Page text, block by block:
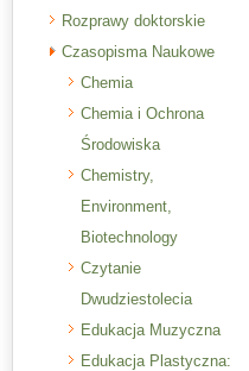
Rozprawy doktorskie
Czasopisma Naukowe
Chemia
Chemia i Ochrona
Środowiska
Chemistry,
Environment,
Biotechnology
Czytanie
Dwudziestolecia
Edukacja Muzyczna
Edukacja Plastyczna: